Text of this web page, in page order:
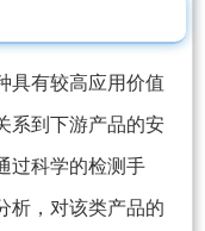
具有较高应用价值
系到下游产品的安
过科学的检测手
析，对该类产品的